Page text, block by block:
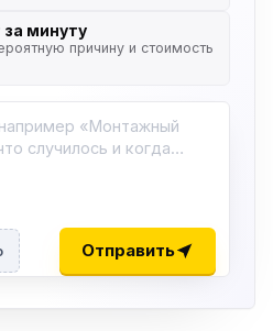
минуту
причину и стоимость
Отправить